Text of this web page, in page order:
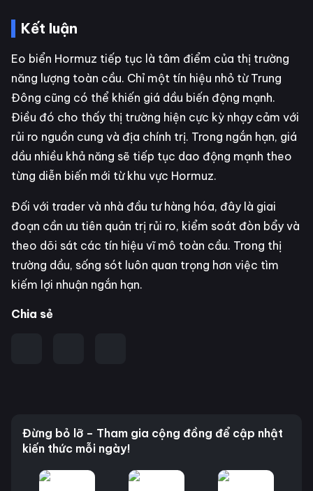
Kết luận
Eo biển Hormuz tiếp tục là tâm điểm của thị trường
năng lượng toàn cầu. Chỉ một tín hiệu nhỏ từ Trung
Đông cũng có thể khiến giá dầu biến động mạnh.
Điều đó cho thấy thị trường hiện cực kỳ nhạy cảm với
rủi ro nguồn cung và địa chính trị. Trong ngắn hạn, giá
dầu nhiều khả năng sẽ tiếp tục dao động mạnh theo
từng diễn biến mới từ khu vực Hormuz.
Đối với trader và nhà đầu tư hàng hóa, đây là giai
đoạn cần ưu tiên quản trị rủi ro, kiểm soát đòn bẩy và
theo dõi sát các tín hiệu vĩ mô toàn cầu. Trong thị
trường dầu, sống sót luôn quan trọng hơn việc tìm
kiếm lợi nhuận ngắn hạn.
Chia sẻ
Đừng bỏ lỡ – Tham gia cộng đồng để cập nhật
kiến thức mỗi ngày!